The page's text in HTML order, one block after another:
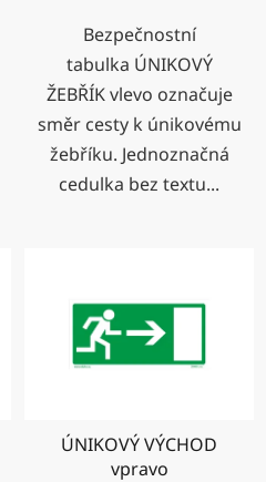
Bezpečnostní
tabulka ÚNIKOVÝ
ŽEBŘÍK vlevo označuje
směr cesty k únikovému
žebříku. Jednoznačná
cedulka bez textu...
ÚNIKOVÝ VÝCHOD
vpravo